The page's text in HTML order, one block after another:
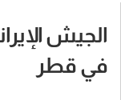
الجيش
في قطر